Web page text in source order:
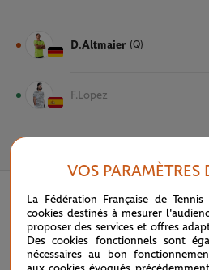
D.Altmaier (Q)
F.Lopez
VOS PARAMÈTRES
La Fédération Française de
cookies destinés à mesurer
proposer des services et offres
Des cookies fonctionnels sont
nécessaires au bon